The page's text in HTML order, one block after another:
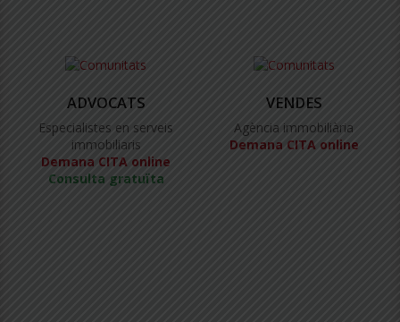
ADVOCATS
Especialistes en serveis
immobiliaris
Demana CITA online
Consulta gratuïta
VENDES
Agència immobiliària
Demana CITA online